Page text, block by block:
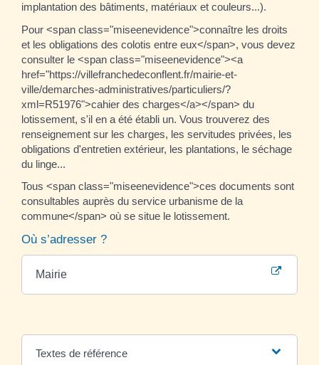
implantation des bâtiments, matériaux et couleurs...).
Pour <span class="miseenevidence">connaître les droits
et les obligations des colotis entre eux</span>, vous devez
consulter le <span class="miseenevidence"><a
href="https://villefranchedeconflent.fr/mairie-et-
ville/demarches-administratives/particuliers/?
xml=R51976">cahier des charges</a></span> du
lotissement, s'il en a été établi un. Vous trouverez des
renseignement sur les charges, les servitudes privées, les
obligations d'entretien extérieur, les plantations, le séchage
du linge...
Tous <span class="miseenevidence">ces documents sont
consultables auprès du service urbanisme de la
commune</span> où se situe le lotissement.
Où s’adresser ?
Mairie
Textes de référence